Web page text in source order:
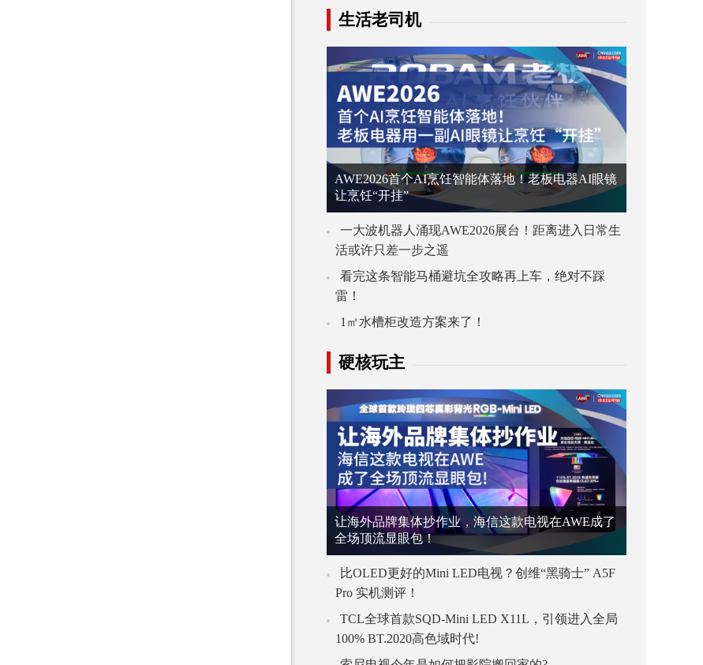
生活老司机
AWE2026首个AI烹饪智能体落地！老板电器AI眼镜
让烹饪“开挂”
一大波机器人涌现AWE2026展台！距离进入日常生
活或许只差一步之遥
看完这条智能马桶避坑全攻略再上车，绝对不踩
雷！
1㎡水槽柜改造方案来了！
硬核玩主
让海外品牌集体抄作业，海信这款电视在AWE成了
全场顶流显眼包！
比OLED更好的Mini LED电视？创维“黑骑士” A5F
Pro 实机测评！
TCL全球首款SQD-Mini LED X11L，引领进入全局
100% BT.2020高色域时代!